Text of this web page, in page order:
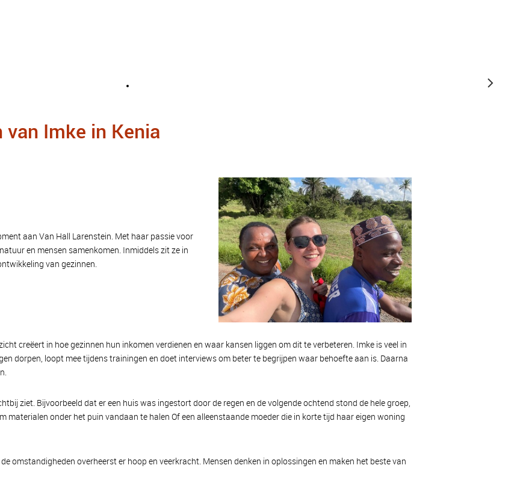
Imke in Kenia
aan Van Hall Larenstein. Met haar passie voor
en mensen samenkomen. Inmiddels zit ze in
van gezinnen.
creëert in hoe gezinnen hun inkomen verdienen en waar kansen liggen om dit te verbeteren. Imke is veel in
dorpen, loopt mee tijdens trainingen en doet interviews om beter te begrijpen waar behoefte aan is. Daarna
ziet. Bijvoorbeeld dat er een huis was ingestort door de regen en de volgende ochtend stond de hele groep,
materialen onder het puin vandaan te halen Of een alleenstaande moeder die in korte tijd haar eigen woning
omstandigheden overheerst er hoop en veerkracht. Mensen denken in oplossingen en maken het beste van